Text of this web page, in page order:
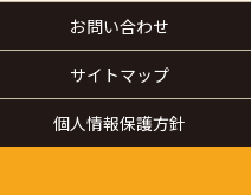
お問い合わせ
サイトマップ
個人情報保護方針